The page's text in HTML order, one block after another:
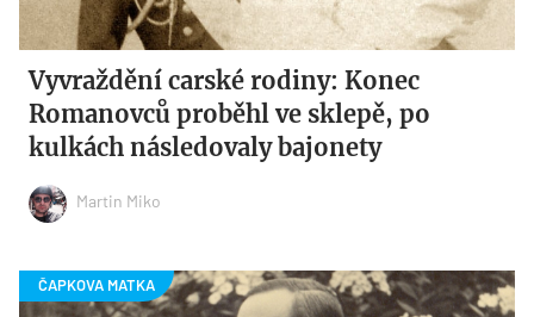
Vyvraždění carské rodiny: Konec
Romanovců proběhl ve sklepě, po
kulkách následovaly bajonety
Martin Miko